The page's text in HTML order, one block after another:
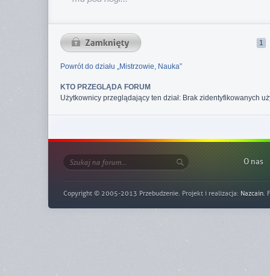
1
Powrót do działu „Mistrzowie, Nauka”
KTO PRZEGLĄDA FORUM
Użytkownicy przeglądający ten dział: Brak zidentyfikowanych
O nas
Copyright © 2005-2013 Przebudzenie. Projekt i realizacja: Nazcain.